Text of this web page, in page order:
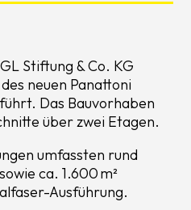
Stiftung & Co. KG
neuen Panattoni
Das Bauvorhaben
über zwei Etagen.
umfassten rund
ca. 1.600 m²
Ausführung.